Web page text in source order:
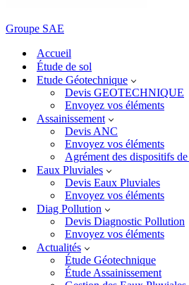
Groupe SAE
Accueil
Étude de sol
Etude Géotechnique
Devis GEOTECHNIQUE
Envoyez vos éléments
Assainissement
Devis ANC
Envoyez vos éléments
Agrément des dispositifs
Eaux Pluviales
Devis Eaux Pluviales
Envoyez vos éléments
Diag Pollution
Devis Diagnostic Pollution
Envoyez vos éléments
Actualités
Étude Géotechnique
Étude Assainissement